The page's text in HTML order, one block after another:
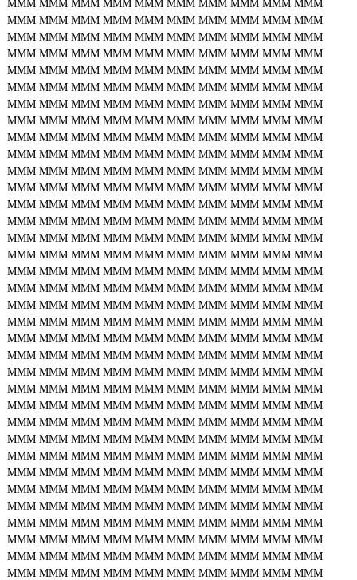
MMM MMM MMM MMM MMM MMM MMM MMM MMM MMM
MMM MMM MMM MMM MMM MMM MMM MMM MMM MMM
MMM MMM MMM MMM MMM MMM MMM MMM MMM MMM
MMM MMM MMM MMM MMM MMM MMM MMM MMM MMM
MMM MMM MMM MMM MMM MMM MMM MMM MMM MMM
MMM MMM MMM MMM MMM MMM MMM MMM MMM MMM
MMM MMM MMM MMM MMM MMM MMM MMM MMM MMM
MMM MMM MMM MMM MMM MMM MMM MMM MMM MMM
MMM MMM MMM MMM MMM MMM MMM MMM MMM MMM
MMM MMM MMM MMM MMM MMM MMM MMM MMM MMM
MMM MMM MMM MMM MMM MMM MMM MMM MMM MMM
MMM MMM MMM MMM MMM MMM MMM MMM MMM MMM
MMM MMM MMM MMM MMM MMM MMM MMM MMM MMM
MMM MMM MMM MMM MMM MMM MMM MMM MMM MMM
MMM MMM MMM MMM MMM MMM MMM MMM MMM MMM
MMM MMM MMM MMM MMM MMM MMM MMM MMM MMM
MMM MMM MMM MMM MMM MMM MMM MMM MMM MMM
MMM MMM MMM MMM MMM MMM MMM MMM MMM MMM
MMM MMM MMM MMM MMM MMM MMM MMM MMM MMM
MMM MMM MMM MMM MMM MMM MMM MMM MMM MMM
MMM MMM MMM MMM MMM MMM MMM MMM MMM MMM
MMM MMM MMM MMM MMM MMM MMM MMM MMM MMM
MMM MMM MMM MMM MMM MMM MMM MMM MMM MMM
MMM MMM MMM MMM MMM MMM MMM MMM MMM MMM
MMM MMM MMM MMM MMM MMM MMM MMM MMM MMM
MMM MMM MMM MMM MMM MMM MMM MMM MMM MMM
MMM MMM MMM MMM MMM MMM MMM MMM MMM MMM
MMM MMM MMM MMM MMM MMM MMM MMM MMM MMM
MMM MMM MMM MMM MMM MMM MMM MMM MMM MMM
MMM MMM MMM MMM MMM MMM MMM MMM MMM MMM
MMM MMM MMM MMM MMM MMM MMM MMM MMM MMM
MMM MMM MMM MMM MMM MMM MMM MMM MMM MMM
MMM MMM MMM MMM MMM MMM MMM MMM MMM MMM
MMM MMM MMM MMM MMM MMM MMM MMM MMM MMM
MMM MMM MMM MMM MMM MMM MMM MMM MMM MMM